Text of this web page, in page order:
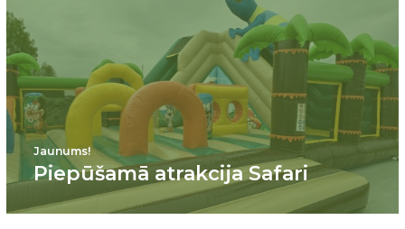
Jaunums!
Piepūšamā atrakcija Safari